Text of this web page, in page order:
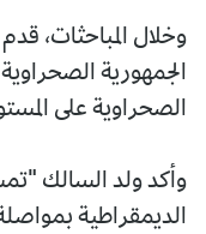
وخلال المباحثات،
الجمهورية
الصحراوية على
وأكد ولد السالك
الديمقراطية